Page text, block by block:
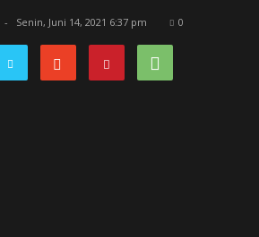
- Senin, Juni 14, 2021 6:37 pm 0